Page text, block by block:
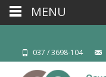
037 / 3698-104
MENU